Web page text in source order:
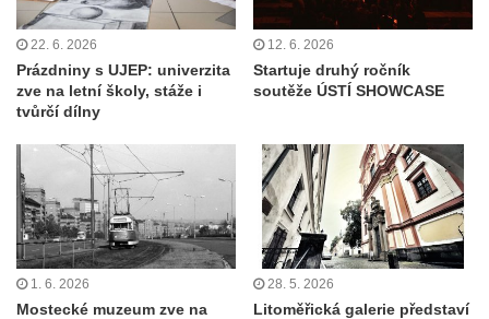
22. 6. 2026
Prázdniny s UJEP: univerzita
zve na letní školy, stáže i
tvůrčí dílny
12. 6. 2026
Startuje druhý ročník
soutěže ÚSTÍ SHOWCASE
1. 6. 2026
Mostecké muzeum zve na
28. 5. 2026
Litoměřická galerie představí